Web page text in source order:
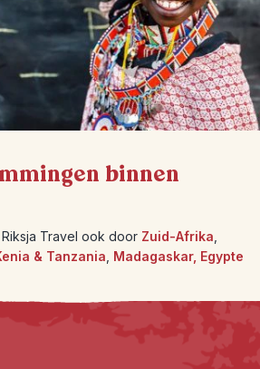
binnen
Travel ook door Zuid-Afrika
& Tanzania Madagaskar, Egypte